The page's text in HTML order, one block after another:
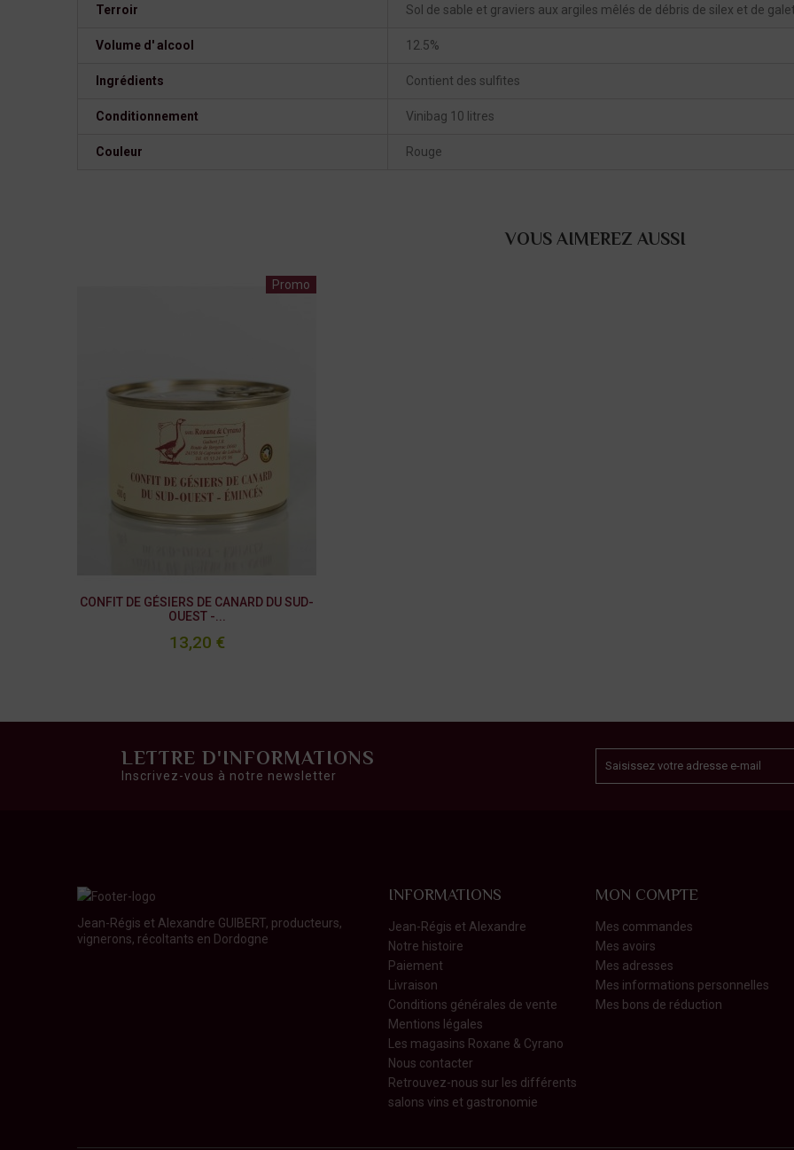
Terroir Sol de sable et graviers aux argiles mêlés de débris de silex et de
Volume d' alcool 12.5%
Ingrédients Contient des sulfites
Conditionnement Vinibag 10 litres
Couleur Rouge
VOUS AIMEREZ AUSSI
Promo
CONFIT DE GÉSIERS DE CANARD DU SUD-
OUEST -...
13,20 €
LETTRE D'INFORMATIONS
Inscrivez-vous à notre newsletter
Jean-Régis et Alexandre GUIBERT, producteurs,
vignerons, récoltants en Dordogne
INFORMATIONS
Jean-Régis et Alexandre
Notre histoire
Paiement
Livraison
Conditions générales de vente
Mentions légales
Les magasins Roxane & Cyrano
Nous contacter
Retrouvez-nous sur les différents
salons vins et gastronomie
MON COMPTE
Mes commandes
Mes avoirs
Mes adresses
Mes informations personnelles
Mes bons de réduction